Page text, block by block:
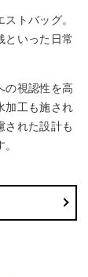
トバッグ。
といった日常
の視認性を高
加工も施され
された設計も